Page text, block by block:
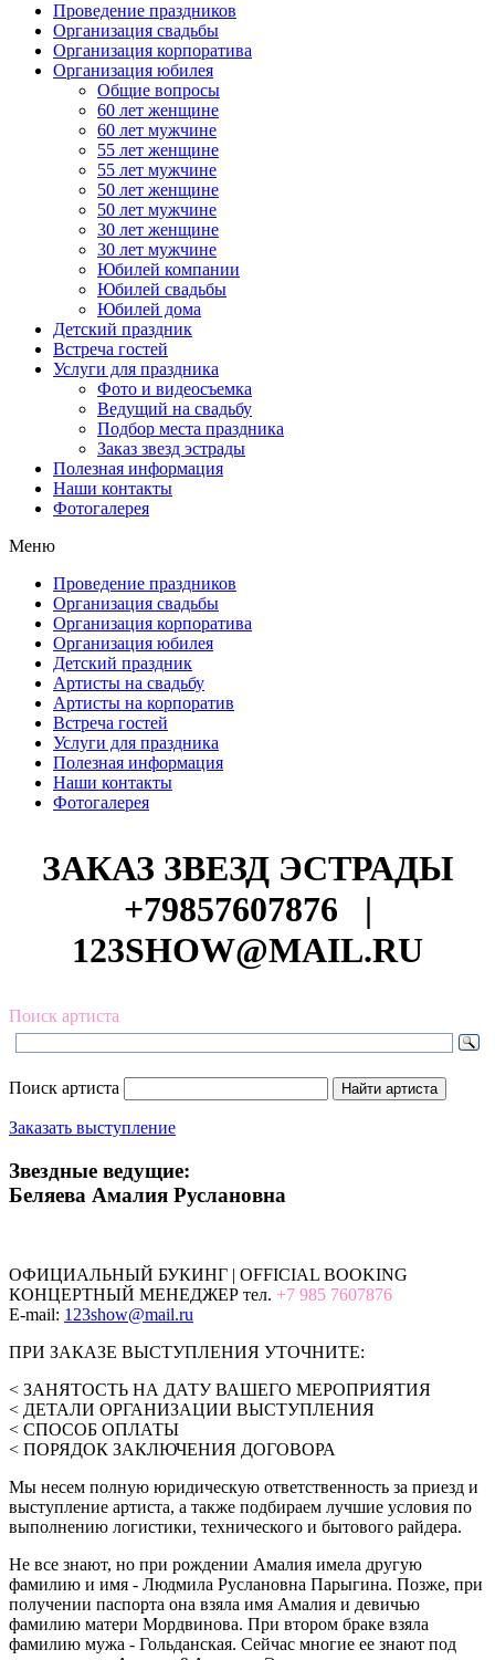
Проведение праздников
Организация свадьбы
Организация корпоратива
Организация юбилея
Общие вопросы
60 лет женщине
60 лет мужчине
55 лет женщине
55 лет мужчине
50 лет женщине
50 лет мужчине
30 лет женщине
30 лет мужчине
Юбилей компании
Юбилей свадьбы
Юбилей дома
Детский праздник
Встреча гостей
Услуги для праздника
Фото и видеосъемка
Ведущий на свадьбу
Подбор места праздника
Заказ звезд эстрады
Полезная информация
Наши контакты
Фотогалерея
Меню
Проведение праздников
Организация свадьбы
Организация корпоратива
Организация юбилея
Детский праздник
Артисты на свадьбу
Артисты на корпоратив
Встреча гостей
Услуги для праздника
Полезная информация
Наши контакты
Фотогалерея
ЗАКАЗ ЗВЕЗД ЭСТРАДЫ
+79857607876
|
123SHOW@MAIL.RU
Поиск артиста
Поиск артиста
Заказать выступление
Звездные ведущие:
Беляева Амалия Руслановна
ОФИЦИАЛЬНЫЙ БУКИНГ | OFFICIAL BOOKING
КОНЦЕРТНЫЙ МЕНЕДЖЕР тел. +7 985 7607876
E-mail: 123show@mail.ru
ПРИ ЗАКАЗЕ ВЫСТУПЛЕНИЯ УТОЧНИТЕ:
< ЗАНЯТОСТЬ НА ДАТУ ВАШЕГО МЕРОПРИЯТИЯ
< ДЕТАЛИ ОРГАНИЗАЦИИ ВЫСТУПЛЕНИЯ
< СПОСОБ ОПЛАТЫ
< ПОРЯДОК ЗАКЛЮЧЕНИЯ ДОГОВОРА
Мы несем полную юридическую ответственность за приезд и
выступление артиста, а также подбираем лучшие условия по
выполнению логистики, технического и бытового райдера.
Не все знают, но при рождении Амалия имела другую
фамилию и имя - Людмила Руслановна Парыгина. Позже, при
получении паспорта она взяла имя Амалия и девичью
фамилию матери Мордвинова. При втором браке взяла
фамилию мужа - Гольданская. Сейчас многие ее знают под